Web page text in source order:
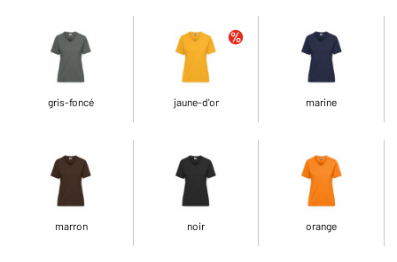
gris-foncé jaune-d'or marine
marron noir orange